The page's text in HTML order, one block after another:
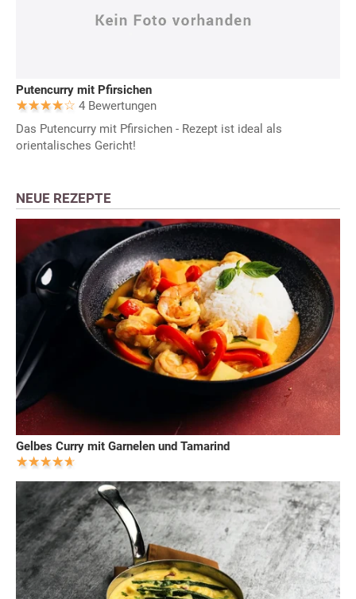
Putencurry mit Pfirsichen
4 Bewertungen
Das Putencurry mit Pfirsichen - Rezept ist ideal als
orientalisches Gericht!
NEUE REZEPTE
Gelbes Curry mit Garnelen und Tamarind